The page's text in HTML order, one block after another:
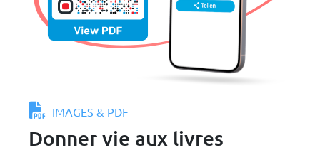
IMAGES & PDF
Donner vie aux livres